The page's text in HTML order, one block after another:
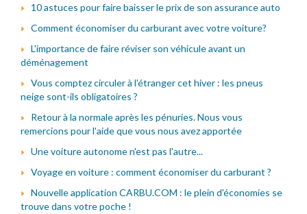
10 astuces pour faire baisser le prix de son assurance auto
Comment économiser du carburant avec votre voiture?
L'importance de faire réviser son véhicule avant un
déménagement
Vous comptez circuler à l'étranger cet hiver : les pneus
neige sont-ils obligatoires ?
Retour à la normale après les pénuries. Nous vous
remercions pour l'aide que vous nous avez apportée
Une voiture autonome n'est pas l'autre...
Voyage en voiture : comment économiser du carburant ?
Nouvelle application CARBU.COM : le plein d'économies se
trouve dans votre poche !